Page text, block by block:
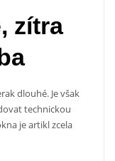
zítra
dlouhé. Je však
technickou
je artikl zcela